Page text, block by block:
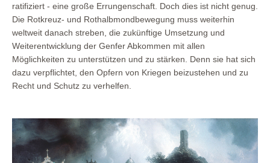
ratifiziert - eine große Errungenschaft. Doch dies ist nicht genug.
Die Rotkreuz- und Rothalbmondbewegung muss weiterhin
weltweit danach streben, die zukünftige Umsetzung und
Weiterentwicklung der Genfer Abkommen mit allen
Möglichkeiten zu unterstützen und zu stärken. Denn sie hat sich
dazu verpflichtet, den Opfern von Kriegen beizustehen und zu
Recht und Schutz zu verhelfen.